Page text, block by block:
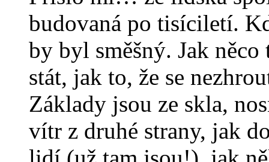
budovaná po tisíciletí.
by byl směšný. Jak
stát, jak to, že se
Základy jsou ze skla,
vítr z druhé strany, jak